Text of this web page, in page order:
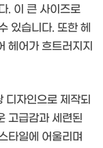
. 이 큰 사이즈로
있습니다. 또한 헤
헤어가 흐트러지지
자인으로 제작되
고급감과 세련된
타일에 어울리며